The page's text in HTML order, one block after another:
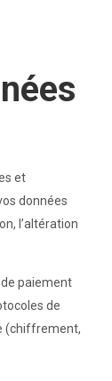
et
données
l’altération
paiement
de
(chiffrement,